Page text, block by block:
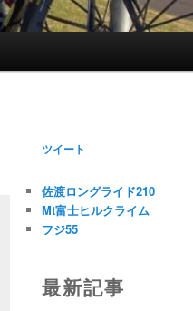
ツイート
佐渡ロングライド210
Mt富士ヒルクライム
フジ55
最新記事